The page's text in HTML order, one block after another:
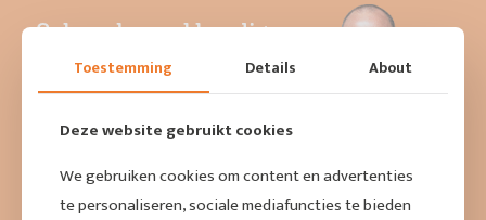
Ook snel en vakkundig
ruiten laten tinten?
Neem contact op!
Toestemming Details About
Deze website gebruikt cookies
We gebruiken cookies om content en advertenties
te personaliseren, sociale mediafuncties te bieden